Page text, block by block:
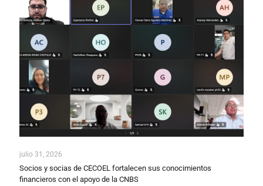
julio 31, 2026
Socios y socias de CECOEL fortalecen sus conocimientos
financieros con el apoyo de la CNBS